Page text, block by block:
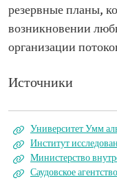
резервные планы,
возникновении
организации
Источники
Университет Умм
Институт
Министерство
Саудовское